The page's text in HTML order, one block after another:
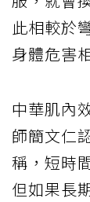
此相較於
身體危害
中華肌內
師簡文仁
稱，短時
但如果長